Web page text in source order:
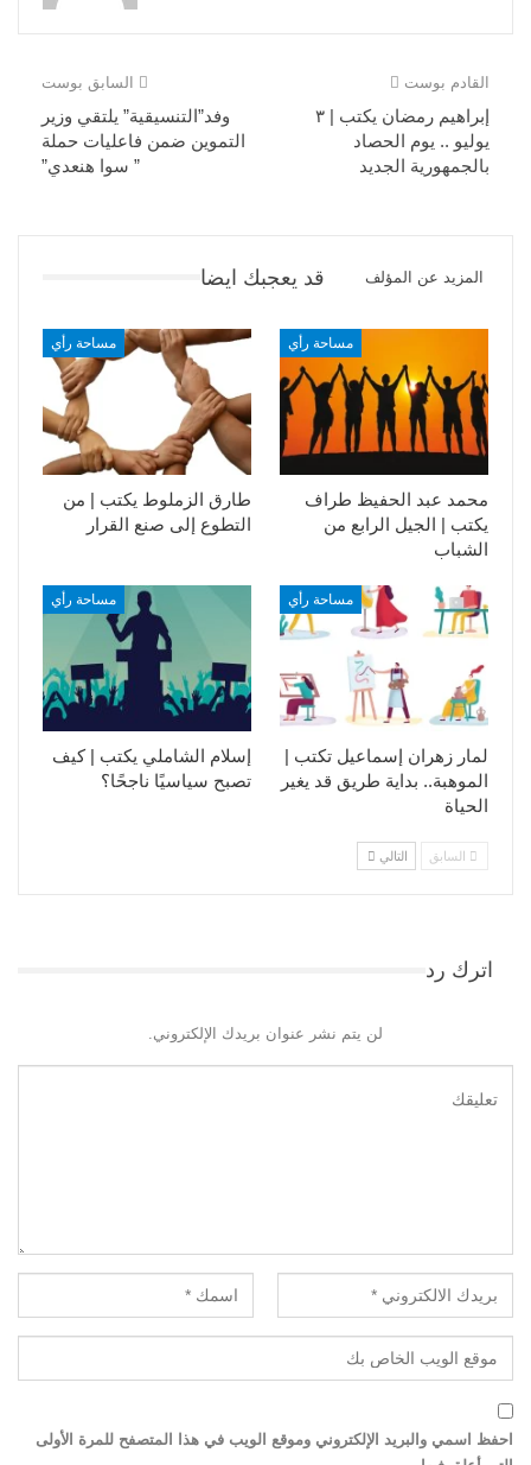
السابق بوست
وفد”التنسيقية” يلتقي وزير
التموين ضمن فاعليات حملة
” سوا هنعدي”
القادم بوست
إبراهيم رمضان يكتب | ٣
يوليو .. يوم الحصاد
بالجمهورية الجديد
قد يعجبك ايضا المزيد عن المؤلف
مساحة رأي
طارق الزملوط يكتب | من
التطوع إلى صنع القرار
مساحة رأي
محمد عبد الحفيظ طراف
يكتب | الجيل الرابع من
الشباب
مساحة رأي
إسلام الشاملي يكتب | كيف
تصبح سياسيًا ناجحًا؟
مساحة رأي
لمار زهران إسماعيل تكتب |
الموهبة.. بداية طريق قد يغير
الحياة
السابق التالي
اترك رد
لن يتم نشر عنوان بريدك الإلكتروني.
احفظ اسمي والبريد الإلكتروني وموقع الويب في هذا المتصفح للمرة الأولى